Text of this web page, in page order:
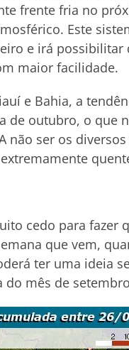
frente fria no
Este
e irá
maior facilidade.
e Bahia, a
de outubro, o que
não ser os
cedo para
que vem,
ter uma ideia
mês de